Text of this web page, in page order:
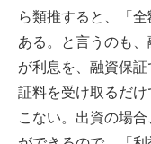
ら類推すると、「
ある。と言うのも、
が利息を、融資保
証料を受け取るだ
こない。出資の場